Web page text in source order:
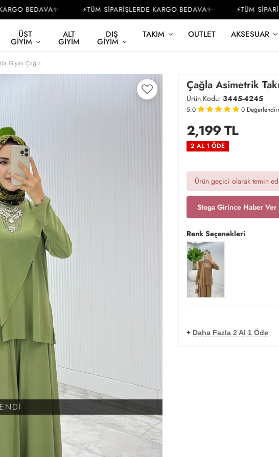
BEDAVA✨ ⚡TÜM SİPARİŞLERDE KARGO BEDAVA✨ ⚡TÜM
ÜST
GIYIM
ALT
GIYIM
DIŞ
GIYIM
TAKIM OUTLET AKSESUAR
Giyim Çağla
Çağla Asimetrik
Ürün Kodu: 3445-4245
5.0 0
2,199TL
2 AL 1 ÖDE
Ürün geçici olarak temin
Stoga Girince Haber Ver
Renk Seçenekleri
+ Daha Fazla 2 Al 1 Öde